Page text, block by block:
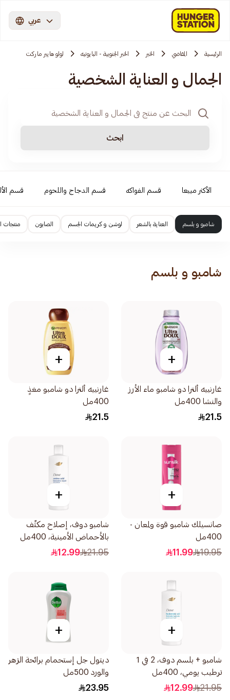
عربي
الرئيسية المقاضي الخبر الخبر الجنوبية - البايونيه لولو هايبر ماركت
الجمال و العناية الشخصية
ابحث
الأكثر مبيعا قسم الفواكه قسم الدجاج واللحوم قسم
شامبو و بلسم العناية بالشعر لوشن و كريمات الجسم الصابون منتجات
شامبو و بلسم
+
غارنييه ألترا دو شامبو ماء الأرز
والنشا 400مل
21.5
+
غارنييه ألترا دو شامبو مغذٍ
400مل
21.5
+
صانسيلك شامبو قوة ولمعان -
400مل
19.95
11.99
+
شامبو دوف، إصلاح مكثّف
بالأحماض الأمينية، 400مل
21.95
12.99
+
شامبو + بلسم دوف، 2 في 1
ترطيب يومي، 400مل
21.95
12.99
+
ديتول جل إستحمام برائحة الزهر
والورد 500مل
23.95